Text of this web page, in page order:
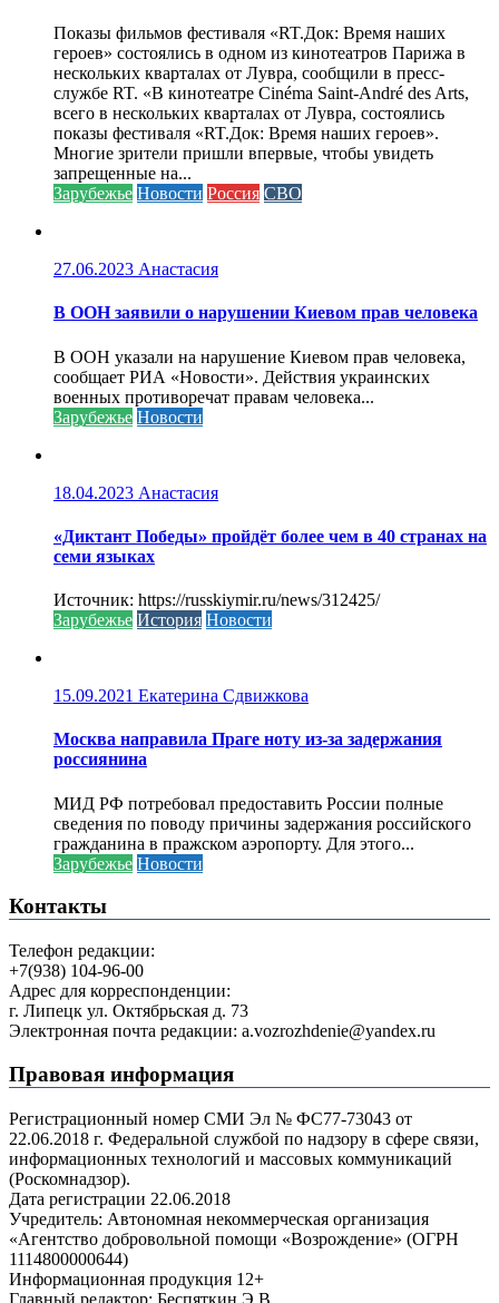
Показы фильмов фестиваля «RT.Док: Время наших
героев» состоялись в одном из кинотеатров Парижа в
нескольких кварталах от Лувра, сообщили в пресс-
службе RT. «В кинотеатре Cinéma Saint-André des Arts,
всего в нескольких кварталах от Лувра, состоялись
показы фестиваля «RT.Док: Время наших героев».
Многие зрители пришли впервые, чтобы увидеть
запрещенные на...
Зарубежье Новости Россия СВО
27.06.2023 Анастасия
В ООН заявили о нарушении Киевом прав человека
В ООН указали на нарушение Киевом прав человека,
сообщает РИА «Новости». Действия украинских
военных противоречат правам человека...
Зарубежье Новости
18.04.2023 Анастасия
«Диктант Победы» пройдёт более чем в 40 странах на
семи языках
Источник: https://russkiymir.ru/news/312425/
Зарубежье История Новости
15.09.2021 Екатерина Сдвижкова
Москва направила Праге ноту из-за задержания
россиянина
МИД РФ потребовал предоставить России полные
сведения по поводу причины задержания российского
гражданина в пражском аэропорту. Для этого...
Зарубежье Новости
Контакты
Телефон редакции:
+7(938) 104-96-00
Адрес для корреспонденции:
г. Липецк ул. Октябрьская д. 73
Электронная почта редакции: a.vozrozhdenie@yandex.ru
Правовая информация
Регистрационный номер СМИ Эл № ФС77-73043 от
22.06.2018 г. Федеральной службой по надзору в сфере связи,
информационных технологий и массовых коммуникаций
(Роскомнадзор).
Дата регистрации 22.06.2018
Учредитель: Автономная некоммерческая организация
«Агентство добровольной помощи «Возрождение» (ОГРН
1114800000644)
Информационная продукция 12+
Главный редактор: Беспяткин Э.В.